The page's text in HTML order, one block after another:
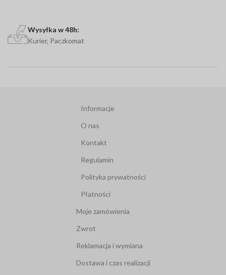
Wysyłka w 48h:
Kurier, Paczkomat
Informacje
O nas
Kontakt
Regulamin
Polityka prywatności
Płatności
Moje zamówienia
Zwrot
Reklamacja i wymiana
Dostawa i czas realizacji